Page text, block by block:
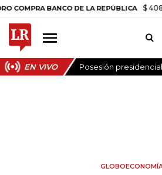
BANCO DE LA REPÚBLICA $ 408.498,97
EN VIVO Posesión